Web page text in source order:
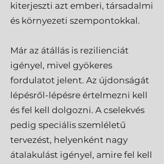
kiterjeszti azt emberi, társadalmi
és környezeti szempontokkal.
Már az átállás is rezilienciát
igényel, mivel gyökeres
fordulatot jelent. Az újdonságát
lépésről-lépésre értelmezni kell
és fel kell dolgozni. A cselekvés
pedig speciális szemléletű
tervezést, helyenként nagy
átalakulást igényel, amire fel kell